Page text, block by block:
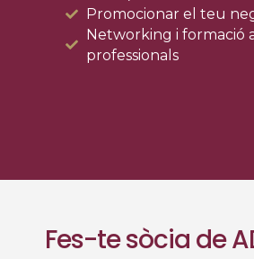
Promocionar el teu
Networking i formació
professionals
Fes-te sòcia de